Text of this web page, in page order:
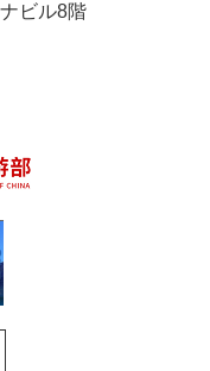
ビル8階